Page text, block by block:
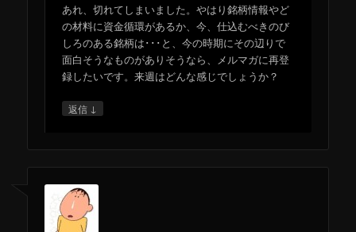
あれ、切れてしまいました。やはり銘柄情報やど
の材料に資金循環があるか、今、仕込むべきのび
しろのある銘柄は･･･と、今の時期にその辺りで
面白そうなものがありそうなら、メルマガに再登
録したいです。来週はどんな感じでしょうか？
返信 ↓